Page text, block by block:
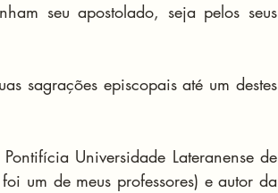
seu apostolado, seja pelos seus
sagrações episcopais até um destes
Universidade Lateranense de
um de meus professores) e autor da